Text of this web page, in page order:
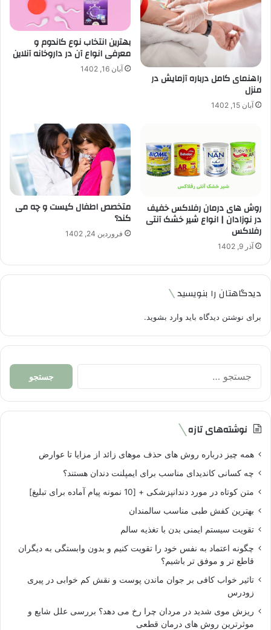
راهنمای کامل درباره آزمایش در
منزل
آبان 15, 1402
بهترین انتخاب نوع کاندوم و
معرفی انواع آن در داروخانه آنلاین
آبان 16, 1402
روش های درمان رفلاکس خفیف
در نوزادان | انواع شیر خشک آنتی
رفلاکس
آذر 9, 1402
متخصص اطفال کیست و چه می
کند؟
فروردین 24, 1402
دیدگاهتان را بنویسید
برای نوشتن دیدگاه باید وارد بشوید.
جستجو
نوشته‌های تازه
همه چیز درباره روش های حذف موهای زائد از مزایا تا عوارض
چه کسانی کاندیدای مناسب برای ایمپلنت دندان هستند؟
متن کوتاه در مورد دندانپزشکی + [10 نمونه پیام آماده برای تبلیغ]
بهترین کفش طبی مناسب سالمندان
تقویت سیستم ایمنی بدن با تغذیه سالم
چگونه اعتماد به نفس خود را تقویت کنیم و بدون وابستگی به دیگران
قاطع تر و موفق تر باشیم؟
تاثیر خواب کافی بر جوان ماندن پوست و نقش کم خوابی در پیری
زودرس
ریزش موی شدید در مردان چرا رخ می دهد؟ بررسی علل شایع و
موثرترین روش های درمان قطعی